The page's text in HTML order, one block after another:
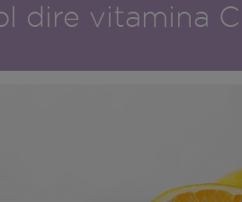
dire vitamina